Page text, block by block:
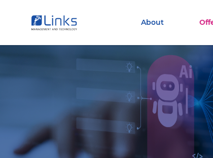
Vai al menu di navigazione
Vai ai contenuti
About